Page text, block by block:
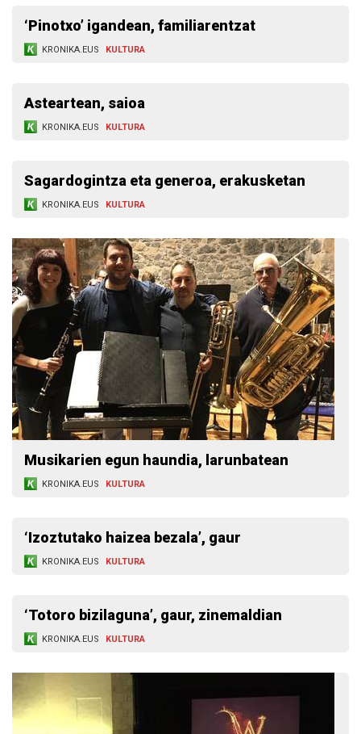
‘Pinotxo’ igandean, familiarentzat
KRONIKA.EUS KULTURA
Asteartean, saioa
KRONIKA.EUS KULTURA
Sagardogintza eta generoa, erakusketan
KRONIKA.EUS KULTURA
Musikarien egun haundia, larunbatean
KRONIKA.EUS KULTURA
‘Izoztutako haizea bezala’, gaur
KRONIKA.EUS KULTURA
‘Totoro bizilaguna’, gaur, zinemaldian
KRONIKA.EUS KULTURA